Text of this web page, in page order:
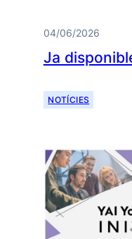
04/06/2026
Ja
NOTÍCIES